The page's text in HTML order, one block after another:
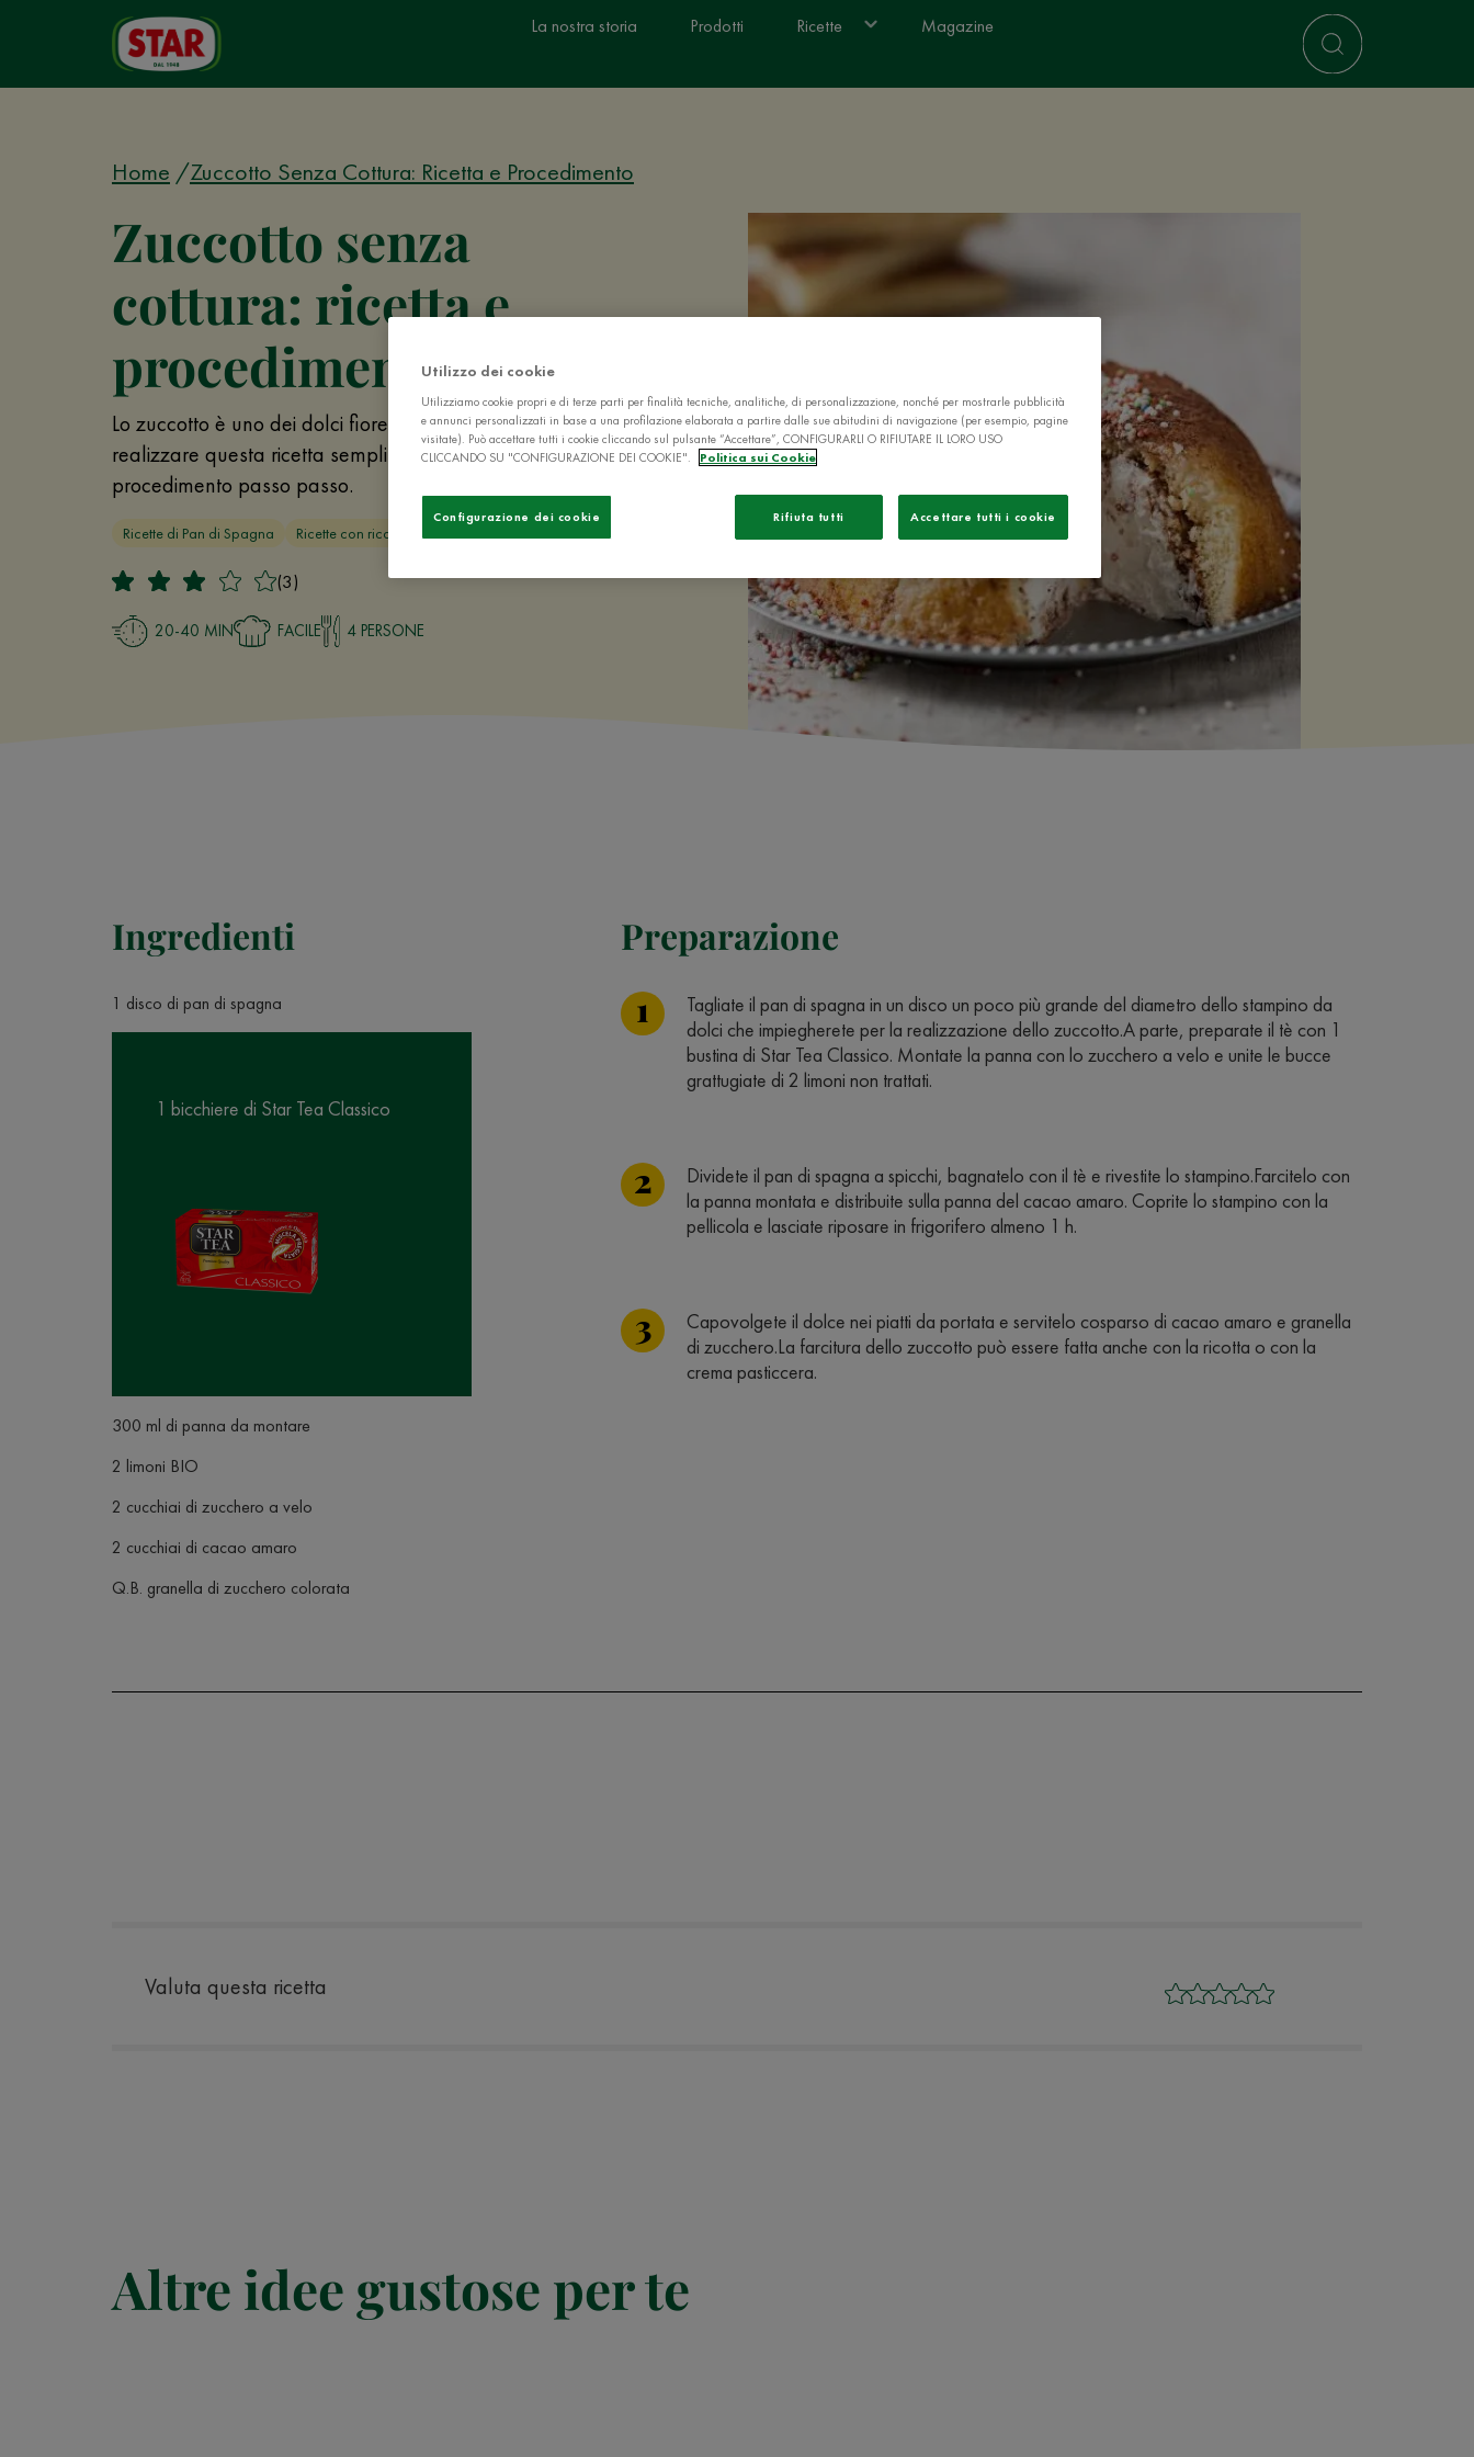
La nostra storia Prodotti Ricette Magazine
Home Zuccotto Senza Cottura: Ricetta e Procedimento
Zuccotto senza
cottura: ricetta e
procedimento
Lo zuccotto è uno dei dolci fiorentini più golosi: scopri come
realizzare questa ricetta semplificata di Star, con
procedimento passo passo.
Ricette di Pan di Spagna Ricette con ricotta
(3)
20-40 MIN FACILE 4 PERSONE
Ingredienti
1 disco di pan di spagna
1 bicchiere di Star Tea Classico
300 ml di panna da montare
2 limoni BIO
2 cucchiai di zucchero a velo
2 cucchiai di cacao amaro
Q.B. granella di zucchero colorata
Preparazione
Tagliate il pan di spagna in un disco un poco più grande del diametro dello stampino da
dolci che impiegherete per la realizzazione dello zuccotto.A parte, preparate il tè con 1
bustina di Star Tea Classico. Montate la panna con lo zucchero a velo e unite le bucce
grattugiate di 2 limoni non trattati.
Dividete il pan di spagna a spicchi, bagnatelo con il tè e rivestite lo stampino.Farcitelo con
la panna montata e distribuite sulla panna del cacao amaro. Coprite lo stampino con la
pellicola e lasciate riposare in frigorifero almeno 1 h.
Capovolgete il dolce nei piatti da portata e servitelo cosparso di cacao amaro e granella
di zucchero.La farcitura dello zuccotto può essere fatta anche con la ricotta o con la
crema pasticcera.
Valuta questa ricetta
Altre idee gustose per te
Utilizzo dei cookie
Utilizziamo cookie propri e di terze parti per finalità tecniche, analitiche, di personalizzazione, nonché per mostrarle pubblicità
e annunci personalizzati in base a una profilazione elaborata a partire dalle sue abitudini di navigazione (per esempio, pagine
visitate). Può accettare tutti i cookie cliccando sul pulsante “Accettare”, CONFIGURARLI O RIFIUTARE IL LORO USO
CLICCANDO SU "CONFIGURAZIONE DEI COOKIE".
Politica sui Cookie
Rifiuta tutti Accettare tutti i cookie
Configurazione dei cookie